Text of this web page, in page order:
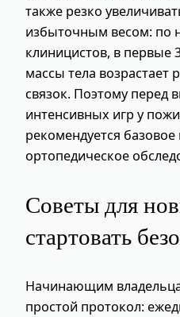
также резко
избыточным весом: по
клиницистов, в первые
массы тела возрастает
связок. Поэтому перед
интенсивных игр у
рекомендуется
ортопедическое
Советы для
стартовать
Начинающим
простой протокол: